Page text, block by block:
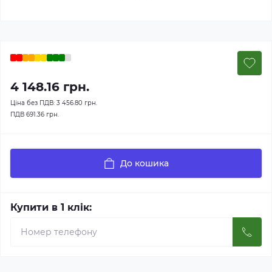
4 148.16 грн.
Ціна без ПДВ: 3 456.80 грн.
ПДВ 691.36 грн.
До кошика
Купити в 1 клік: